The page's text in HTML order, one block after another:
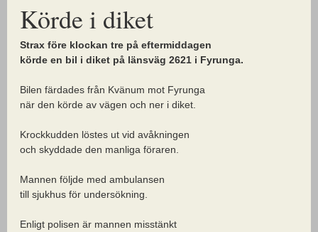
Körde i diket
Strax före klockan tre på eftermiddagen
körde en bil i diket på länsväg 2621 i Fyrunga.
Bilen färdades från Kvänum mot Fyrunga
när den körde av vägen och ner i diket.
Krockkudden löstes ut vid avåkningen
och skyddade den manliga föraren.
Mannen följde med ambulansen
till sjukhus för undersökning.
Enligt polisen är mannen misstänkt